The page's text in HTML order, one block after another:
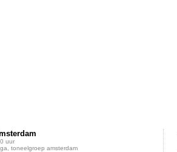
uur
toneelgroep amsterdam